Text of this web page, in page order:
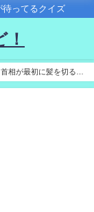
待ってるクイズ
相が最初に髪を切るの